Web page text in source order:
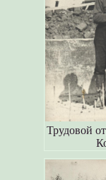
Трудовой